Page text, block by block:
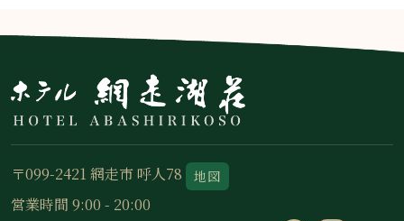
〒099-2421 網走市 呼人78 地図
営業時間 9:00 - 20:00